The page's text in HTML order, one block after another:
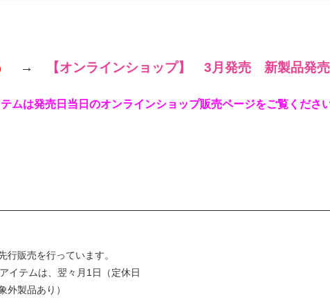
→ 【オンラインショップ】 3月発売 新製品発
ムは発売日当日のオンラインショップ販売ページをご覧ください
販売を行っています。
イテムは、翌々月1日（定休日
外製品あり）